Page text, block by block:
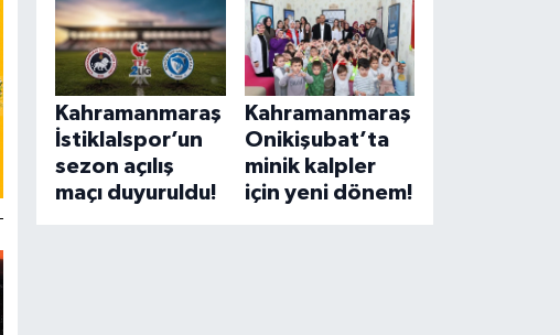
Kahramanmaraş
İstiklalspor’un
sezon açılış
maçı duyuruldu!
Kahramanmaraş
Onikişubat’ta
minik kalpler
için yeni dönem!